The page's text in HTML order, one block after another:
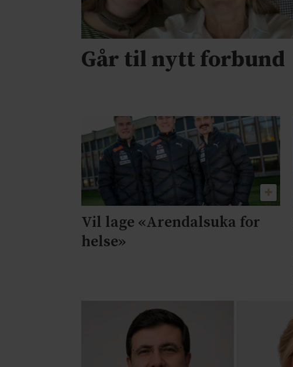
Går til nytt forbund
Vil lage «Arendalsuka for
helse»